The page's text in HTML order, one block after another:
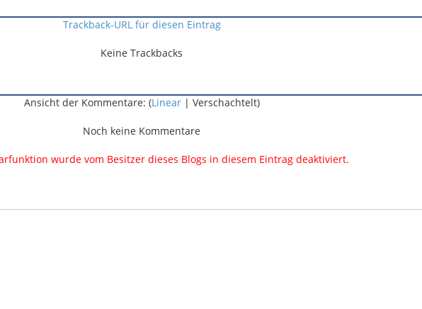
Trackback-URL für diesen Eintrag
Keine Trackbacks
Ansicht der Kommentare: (Linear| Verschachtelt)
Noch keine Kommentare
wurde vom Besitzer dieses Blogs in diesem Eintrag deaktiviert.